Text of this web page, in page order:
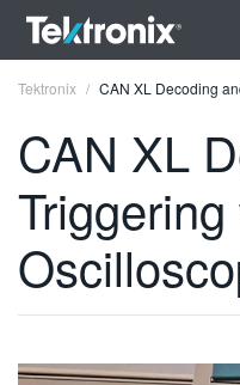
ENGLISH
FRANÇAIS
VIỆT NAM
Tektronix CAN XL Decoding
CAN XL